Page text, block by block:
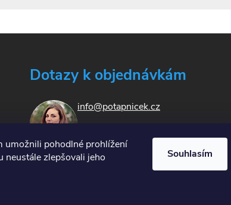
umožnili pohodlné prohlížení
neustále zlepšovali jeho
Souhlasím
Dotazy k objednávkám
info@potapnicek.cz